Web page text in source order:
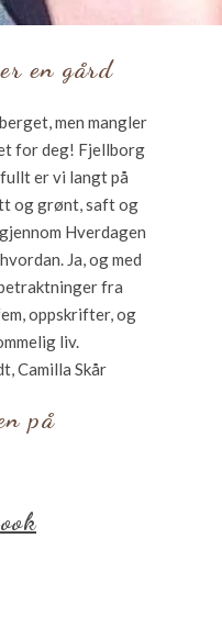
en gård
men mangler
for deg! Fjellborg
er vi langt på
og grønt, saft og
Hverdagen
Ja, og med
fra
oppskrifter, og
liv.
Camilla Skår
på